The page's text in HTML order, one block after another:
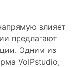
влияет
предлагают
Одним из
VoIPstudio,